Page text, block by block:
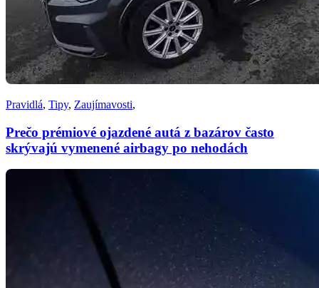
Pravidlá, Tipy, Zaujímavosti,
Prečo prémiové ojazdené autá z bazárov často
skrývajú vymenené airbagy po nehodách